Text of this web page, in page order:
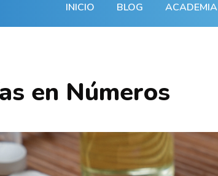
INICIO BLOG ACADEMIA
en Números